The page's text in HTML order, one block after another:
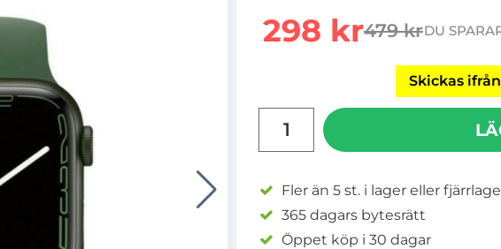
rea pris
298 krtidigare pris
479 krDU
Skickas
Fler än 5 st. i lager eller
365 dagars bytesrätt
Öppet köp i 30 dagar